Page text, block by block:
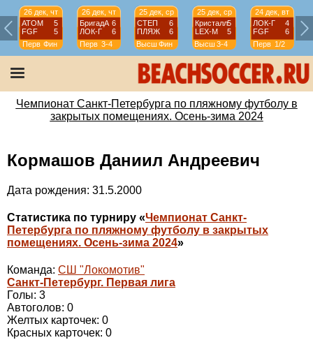
26 дек, чт
АТОМ
5
FGF
5
Перв Фин
26 дек, чт
БригадА 6
ЛОК-Г
6
Перв 3-4
25 дек, ср
СТЕП
6
ПЛЯЖ
6
Высш Фин
25 дек, ср
Кристалл5
LEX-М
5
Высш 3-4
24 дек, вт
ЛОК-Г
4
FGF
6
Перв 1/2
Чемпионат Санкт-Петербурга по пляжному футболу в
закрытых помещениях. Осень-зима 2024
Кормашов Даниил Андреевич
Дата рождения: 31.5.2000
Статистика по турниру «Чемпионат Санкт-
Петербурга по пляжному футболу в закрытых
помещениях. Осень-зима 2024»
Команда: СШ "Локомотив"
Санкт-Петербург. Первая лига
Голы: 3
Автоголов: 0
Желтых карточек: 0
Красных карточек: 0